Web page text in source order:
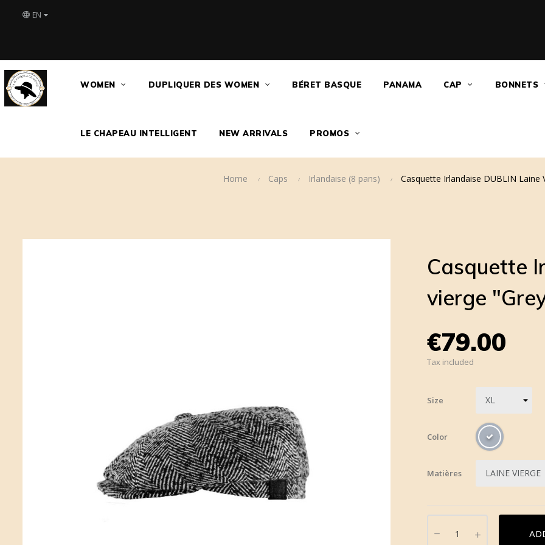
EN
WOMEN DUPLIQUER DES WOMEN BÉRET BASQUE PANAMA CAP BONNETS
LE CHAPEAU INTELLIGENT NEW ARRIVALS PROMOS
Home Caps Irlandaise (8 pans) Casquette Irlandaise DUBLIN Laine
Casquette
vierge
€79.00
Tax included
Size
Color
Matières